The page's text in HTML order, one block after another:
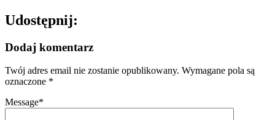
Udostępnij:
Dodaj komentarz
Twój adres email nie zostanie opublikowany. Wymagane pola są
oznaczone *
Message*